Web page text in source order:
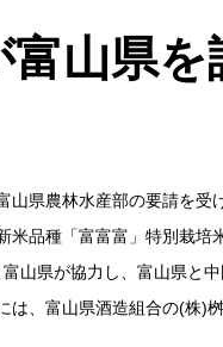
山県を
山県農林水産部の要請を
米品種「富富富」特別栽
山県が協力し、富山県と
は、富山県酒造組合の(株)